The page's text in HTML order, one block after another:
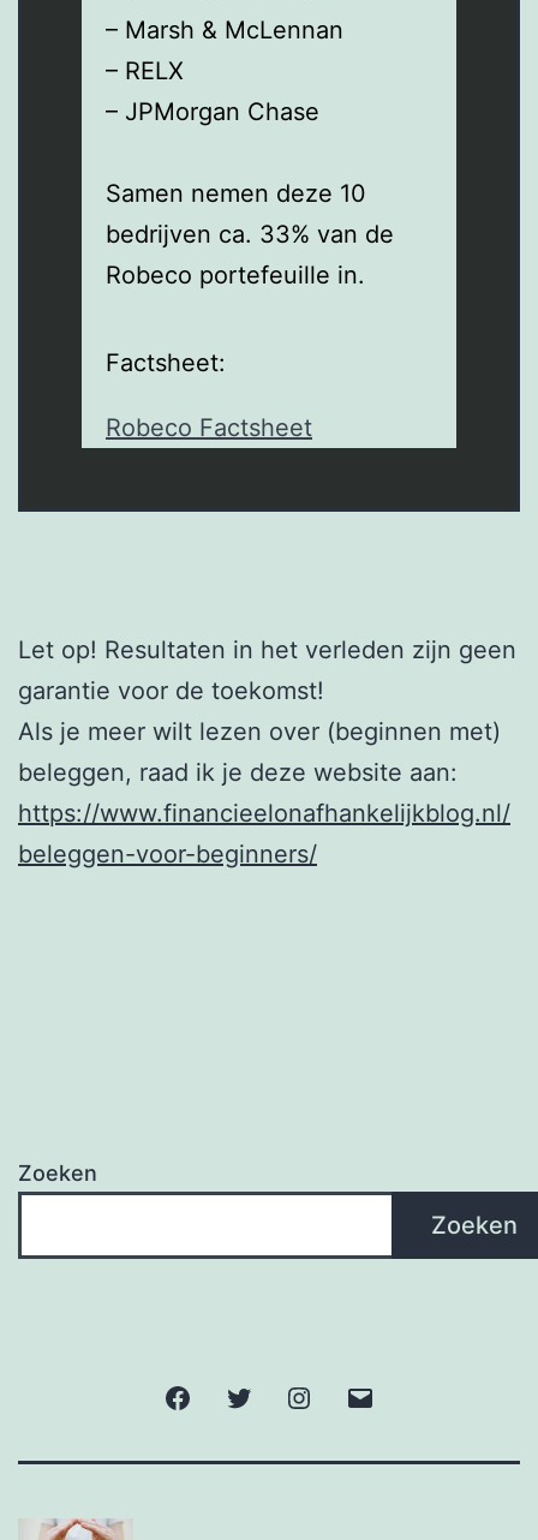
– Marsh & McLennan
– RELX
– JPMorgan Chase
Samen nemen deze 10
bedrijven ca. 33% van de
Robeco portefeuille in.
Factsheet:
Robeco Factsheet
Let op! Resultaten in het verleden zijn geen
garantie voor de toekomst!
Als je meer wilt lezen over (beginnen met)
beleggen, raad ik je deze website aan:
https://www.financieelonafhankelijkblog.nl/
beleggen-voor-beginners/
Zoeken
Zoeken
FacebookTwitter Instagram